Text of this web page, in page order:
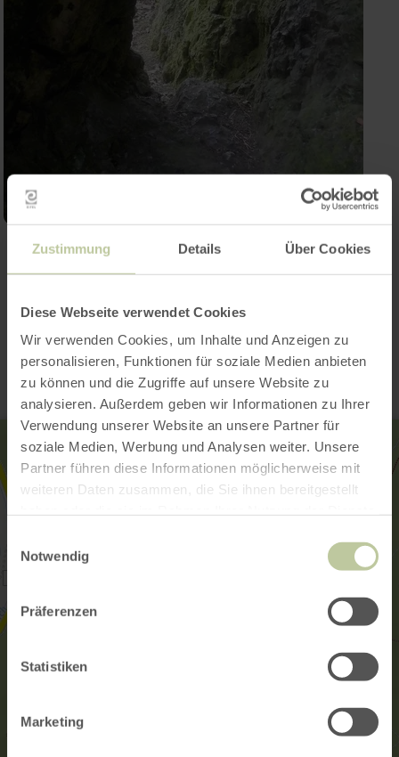
Zustimmung Details Über Cookies
Diese Webseite verwendet Cookies
Wir verwenden Cookies, um Inhalte und Anzeigen zu
personalisieren, Funktionen für soziale Medien anbieten
zu können und die Zugriffe auf unsere Website zu
analysieren. Außerdem geben wir Informationen zu Ihrer
Verwendung unserer Website an unsere Partner für
soziale Medien, Werbung und Analysen weiter. Unsere
Partner führen diese Informationen möglicherweise mit
weiteren Daten zusammen, die Sie ihnen bereitgestellt
Notwendig
Präferenzen
Statistiken
Marketing
Open gallery
Contact